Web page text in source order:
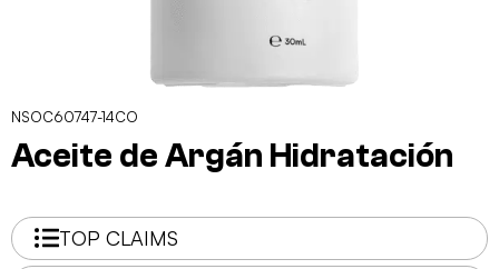
NSOC60747-14CO
Aceite de Argán Hidratación
TOP CLAIMS